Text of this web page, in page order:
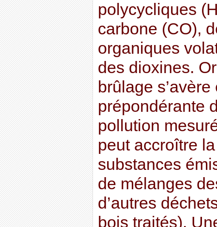
polycycliques
carbone (CO),
organiques
des dioxines.
brûlage
prépondérante
pollution
peut accroître
substances
de mélanges
d’autres
bois traités).